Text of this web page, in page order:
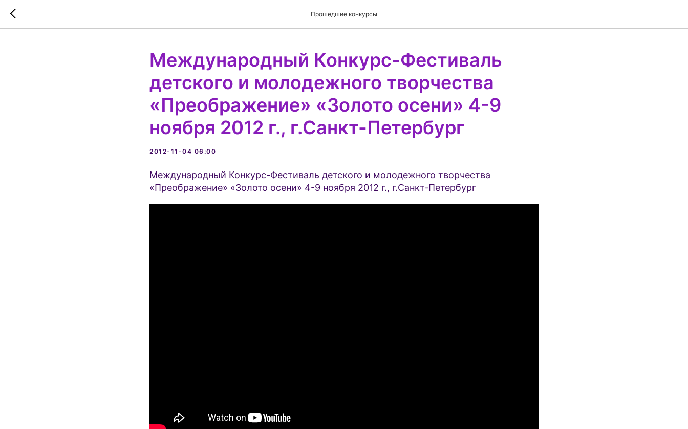
Прошедшие конкурсы
Международный Конкурс-Фестиваль
детского и молодежного творчества
«Преображение» «Золото осени» 4-9
ноября 2012 г., г.Санкт-Петербург
2012-11-04 06:00
Международный Конкурс-Фестиваль детского и молодежного творчества
«Преображение» «Золото осени» 4-9 ноября 2012 г., г.Санкт-Петербург